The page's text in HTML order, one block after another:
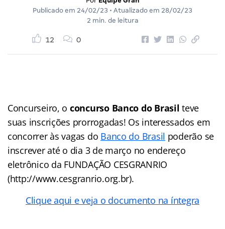
Publicado em 24/02/23 • Atualizado em 28/02/23
2 min. de leitura
12 0
Concurseiro, o concurso Banco do Brasil teve
suas inscrições prorrogadas! Os interessados em
concorrer às vagas do Banco do Brasil poderão se
inscrever até o dia 3 de março no endereço
eletrônico da FUNDAÇÃO CESGRANRIO
(http://www.cesgranrio.org.br).
Clique aqui e veja o documento na íntegra